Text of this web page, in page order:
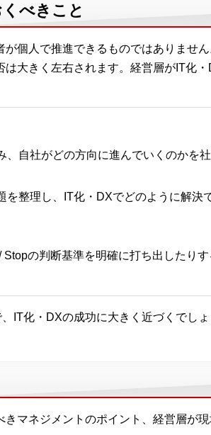
べきこと
個人で推進できるものではありませ
大きく左右されます。経営層がIT化
自社がどの方向に進んでいくのかを
整理し、IT化・DXでどのように解決
の判断基準を明確に打ち出したり
IT化・DXの成功に大きく近づくでしょ
マネジメントのポイント、経営層が